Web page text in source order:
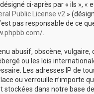
ci-après par « ils », «
Public License v2 »
pas responsable de ce
.
abusif, obscène,
ou les lois
Les adresses IP de
ou verrouille n’importe
dans notre base